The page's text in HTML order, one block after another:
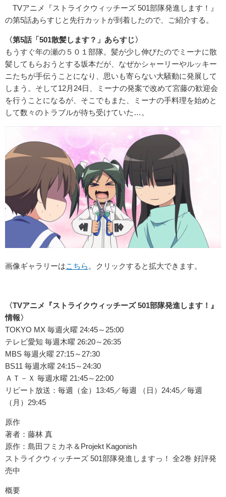
TVアニメ『ストライクウィッチーズ 501部隊発進します！』
の第5話あらすじと先行カットが到着したので、ご紹介する。
〈第5話「501散髪します？」あらすじ〉
もうすぐ年の瀬の５０１部隊。髪が少し伸びたのでミーナに散
髪してもらおうとする坂本だが、なぜかシャーリーやルッキー
ニたちが手伝うことになり、思いも寄らない大騒動に発展して
しまう。そして12月24日、ミーナの発案で改めて宮藤の歓迎会
を行うことになるが、そこでもまた、ミーナの手料理を始めと
して数々のトラブルが待ち受けていた…。
画像ギャラリーはこちら 。クリックすると拡大できます。
〈TVアニメ『ストライクウィッチーズ 501部隊発進します！』
情報〉
TOKYO MX 毎週火曜 24:45～25:00
テレビ愛知 毎週木曜 26:20～26:35
MBS 毎週火曜 27:15～27:30
BS11 毎週水曜 24:15～24:30
ＡＴ－Ｘ 毎週水曜 21:45～22:00
リピート放送：毎週（金）13:45／毎週 （日）24:45／毎週
（月）29:45
原作
著者：藤林 真
原作：島田フミカネ＆Projekt Kagonish
ストライクウィッチーズ 501部隊発進しますっ！ 全2巻 好評発
売中
概要